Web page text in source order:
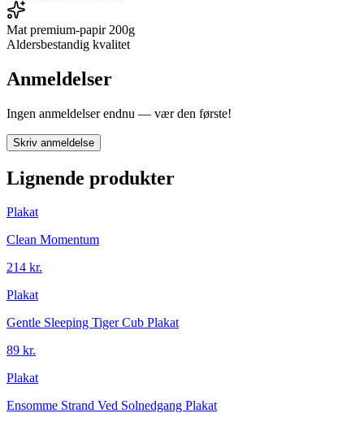
Mat premium-papir 200g
Aldersbestandig kvalitet
Anmeldelser
Ingen anmeldelser endnu — vær den første!
Skriv anmeldelse
Lignende produkter
Plakat
Clean Momentum
214 kr.
Plakat
Gentle Sleeping Tiger Cub Plakat
89 kr.
Plakat
Ensomme Strand Ved Solnedgang Plakat